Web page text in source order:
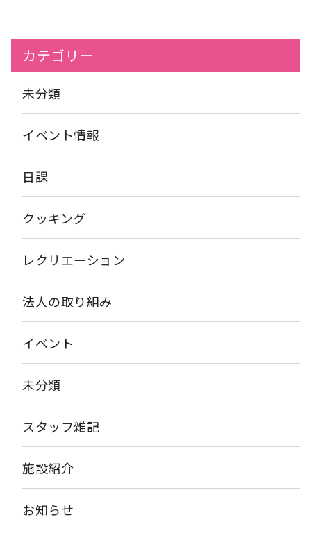
を入れていないと落としそうになりますが、お腹にも力を入れ
て、どなたもボールを落とされていませんでした！ 最後は、ボ
ールを使いながら、歌に合わせて踊って終わりました。 今回の曲
は、坂本九の「レットキス」でした。 水分補給の休憩をはさ
みながら、１時間、しっかり体操されたので、終わる頃には、
「暑いな～」 「今日も、楽しかったわ～」 と、言われていまし
た。
運動会を開催したらまたブログで報告させていただきます。 お楽
しみにお待ちください。
カテゴリー
未分類
イベント情報
日課
クッキング
レクリエーション
法人の取り組み
イベント
未分類
スタッフ雑記
施設紹介
お知らせ